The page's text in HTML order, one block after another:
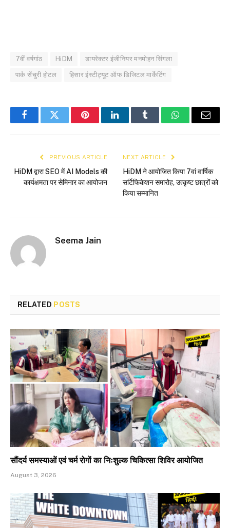
7वीं वर्षगांठ HiDM डायरेक्टर इंजीनियर मनमोहन सिंगला
पार्क सेंचुरी होटल हिसार इंस्टीट्यूट ऑफ डिजिटल मार्केटिंग
FacebookTwitter PinterestLinkedInTumblr WhatsAppEmail
PREVIOUS ARTICLE
HiDM द्वारा SEO में AI Models की
कार्यक्षमता पर सेमिनार का आयोजन
NEXT ARTICLE
HiDM ने आयोजित किया 7वां वार्षिक
सर्टिफिकेशन समारोह, उत्कृष्ट छात्रों को
किया सम्मानित
Seema Jain
RELATED POSTS
सौंदर्य समस्याओं एवं चर्म रोगों का निःशुल्क चिकित्सा शिविर आयोजित
August 3, 2026